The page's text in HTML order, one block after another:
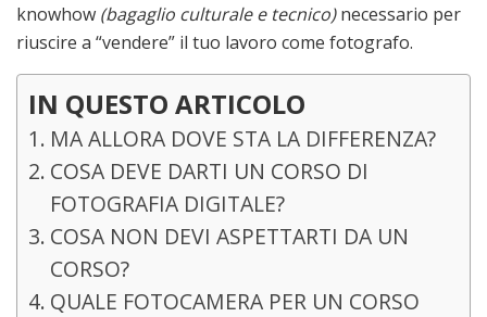
knowhow (bagaglio culturale e tecnico)necessario per
riuscire a “vendere” il tuo lavoro come fotografo.
IN QUESTO ARTICOLO
MA ALLORA DOVE STA LA DIFFERENZA?
COSA DEVE DARTI UN CORSO DI
FOTOGRAFIA DIGITALE?
COSA NON DEVI ASPETTARTI DA UN
CORSO?
QUALE FOTOCAMERA PER UN CORSO